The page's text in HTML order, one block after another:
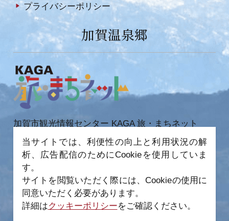
プライバシーポリシー
加賀温泉郷
加賀市観光情報センター KAGA 旅・まちネット
〒922-0423
石川県加賀市作見町ヲ6-2 JR 加賀温泉駅内
TEL 0761-72-6678
当サイトでは、利便性の向上と利用状況の解
析、広告配信のためにCookieを使用していま
す。
サイトを閲覧いただく際には、Cookieの使用に
同意いただく必要があります。
詳細はクッキーポリシーをご確認ください。